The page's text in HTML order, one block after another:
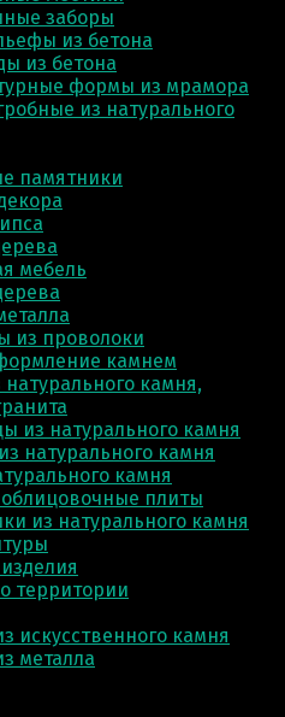
заборы
из бетона
из бетона
формы из мрамора
из натурального
памятники
мебель
из проволоки
камнем
камня,
из натурального камня
натурального камня
камня
плиты
из натурального камня
территории
искусственного камня
металла